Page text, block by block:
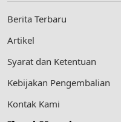
Berita Terbaru
Artikel
Syarat dan Ketentuan
Kebijakan Pengembalian
Kontak Kami